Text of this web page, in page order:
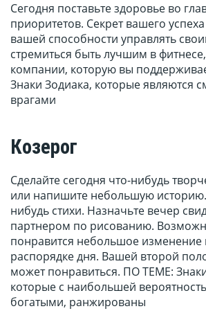
Сегодня поставьте здоровье во
приоритетов. Секрет вашего
вашей способности управлять
стремиться быть лучшим в
компании, которую вы
Знаки Зодиака, которые являются
врагами
Козерог
Сделайте сегодня что-нибудь
или напишите небольшую
нибудь стихи. Назначьте вечер
партнером по рисованию.
понравится небольшое
распорядке дня. Вашей второй
может понравиться. ПО ТЕМЕ:
которые с наибольшей
богатыми, ранжированы